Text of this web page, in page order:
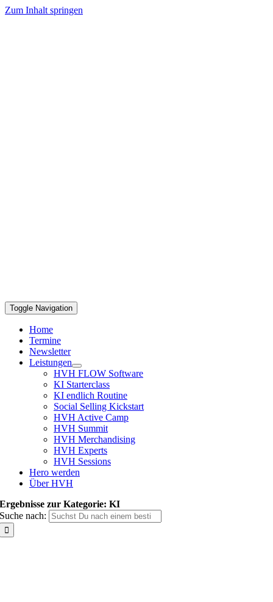
Zum Inhalt springen
Toggle Navigation
Home
Termine
Newsletter
Leistungen
HVH FLOW Software
KI Starterclass
KI endlich Routine
Social Selling Kickstart
HVH Active Camp
HVH Summit
HVH Merchandising
HVH Experts
HVH Sessions
Hero werden
Über HVH
Ergebnisse zur Kategorie: KI
Suche nach: